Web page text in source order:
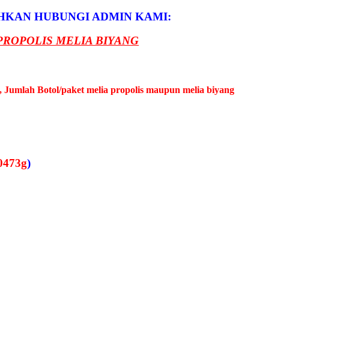
HUBUNGI ADMIN KAMI:
MELIA BIYANG
Botol/paket melia propolis maupun melia biyang
)